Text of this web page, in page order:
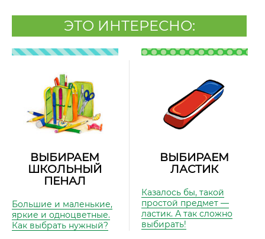
ЭТО ИНТЕРЕСНО:
ВЫБИРАЕМ
ШКОЛЬНЫЙ
ПЕНАЛ
Большие и маленькие,
яркие и одноцветные.
Как выбрать нужный?
ВЫБИРАЕМ
ЛАСТИК
Казалось бы, такой
простой предмет —
ластик. А так сложно
выбирать!